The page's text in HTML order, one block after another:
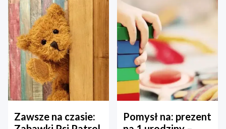
Zawsze na czasie:
Pomysł na: prezent